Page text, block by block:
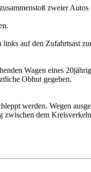
zweier
auf den Zufahrtsast
Wagen eines
Obhut gegeben.
werden. Wegen
dem